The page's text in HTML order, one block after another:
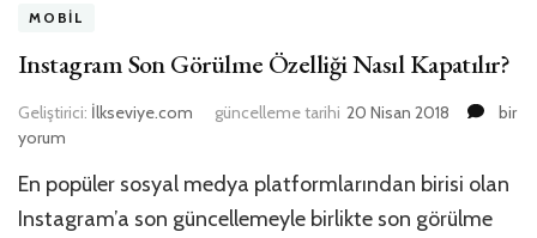
MOBIL
Instagram Son Görülme Özelliği Nasıl Kapatılır?
Geliştirici: İlkseviye.com güncelleme tarihi 20 Nisan 2018
bir
yorum
En popüler sosyal medya platformlarından birisi olan
Instagram’a son güncellemeyle birlikte son görülme